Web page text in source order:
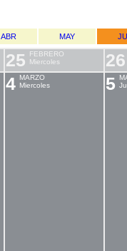
ABR MAY
25
FEBRERO
Miercoles
26
4 MARZO
Miercoles
5